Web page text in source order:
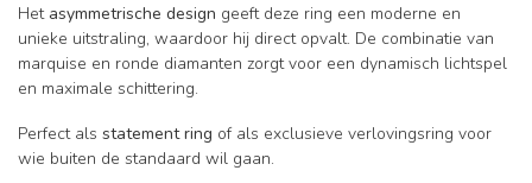
Het asymmetrische design geeft deze ring een moderne en
unieke uitstraling, waardoor hij direct opvalt. De combinatie van
marquise en ronde diamanten zorgt voor een dynamisch lichtspel
en maximale schittering.
Perfect als statement ring of als exclusieve verlovingsring voor
wie buiten de standaard wil gaan.